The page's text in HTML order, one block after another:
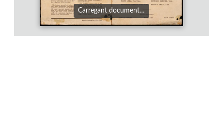
Carregant document…